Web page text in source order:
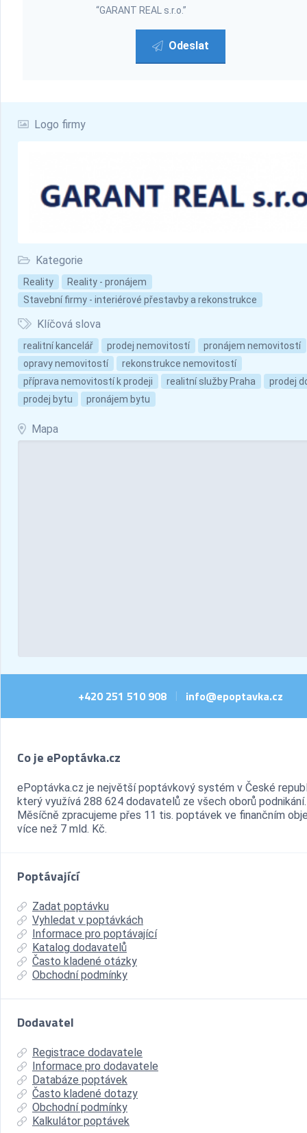
Logo firmy
Kategorie
Reality
Reality - pronájem
Stavební firmy - interiérové přestavby a rekonstrukce
Klíčová slova
realitní kancelář prodej nemovitostí
pronájem nemovitostí
opravy nemovitostí
rekonstrukce nemovitostí
příprava nemovitostí k prodeji
realitní služby Praha
prodej
prodej bytu
pronájem bytu
Mapa
“GARANT REAL s.r.o.”
Odeslat
+420 251 510 908 | info@epoptavka.cz
Co je ePoptávka.cz
ePoptávka.cz je největší poptávkový systém v České
který využívá 288 624 dodavatelů ze všech oborů podnikání.
Měsíčně zpracujeme přes 11 tis. poptávek ve finančním
více než 7 mld. Kč.
Poptávající
Zadat poptávku
Vyhledat v poptávkách
Informace pro poptávající
Katalog dodavatelů
Často kladené otázky
Obchodní podmínky
Dodavatel
Registrace dodavatele
Informace pro dodavatele
Databáze poptávek
Často kladené dotazy
Obchodní podmínky
Kalkulátor poptávek